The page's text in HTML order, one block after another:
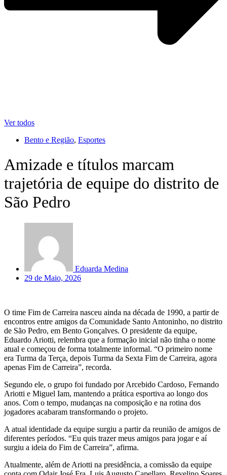
Ver todos
Bento e Região, Esportes
Amizade e títulos marcam
trajetória de equipe do distrito de
São Pedro
Eduarda Medina
29 de Maio, 2026
O time Fim de Carreira nasceu ainda na década de 1990, a partir de
encontros entre amigos da Comunidade Santo Antoninho, no distrito
de São Pedro, em Bento Gonçalves. O presidente da equipe,
Eduardo Ariotti, relembra que a formação inicial não tinha o nome
atual e começou de forma totalmente informal. “O primeiro nome
era Turma da Terça, depois Turma da Sexta Fim de Carreira, agora
apenas Fim de Carreira”, recorda.
Segundo ele, o grupo foi fundado por Arcebido Cardoso, Fernando
Ariotti e Miguel Iam, mantendo a prática esportiva ao longo dos
anos. Com o tempo, mudanças na composição e na rotina dos
jogadores acabaram transformando o projeto.
A atual identidade da equipe surgiu a partir da reunião de amigos de
diferentes períodos. “Eu quis trazer meus amigos para jogar e aí
surgiu a ideia do Fim de Carreira”, afirma.
Atualmente, além de Ariotti na presidência, a comissão da equipe